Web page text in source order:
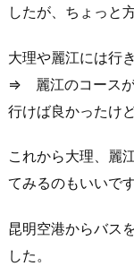
したが、ちょっと
大理や麗江には行
⇒ 麗江のコースが
行けば良かったけど
これから大理、麗
てみるのもいいです
昆明空港からバス
した。